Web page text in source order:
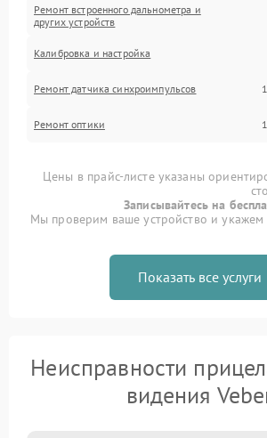
Ремонт встроенного дальнометра и
других устройств
Калибровка и настройка
Ремонт датчика синхроимпульсов
Ремонт оптики
Цены в прайс-листе указаны
Записывайтесь на
Мы проверим ваше устройство и укажем
Показать все услуги
Неисправности
видения